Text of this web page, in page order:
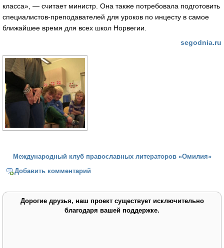
класса», — считает министр. Она также потребовала подготовить
специалистов-преподавателей для уроков по инцесту в самое
ближайшее время для всех школ Норвегии.
segodnia.ru
Международный клуб православных литераторов «Омилия»
Добавить комментарий
Дорогие друзья, наш проект существует исключительно
благодаря вашей поддержке.